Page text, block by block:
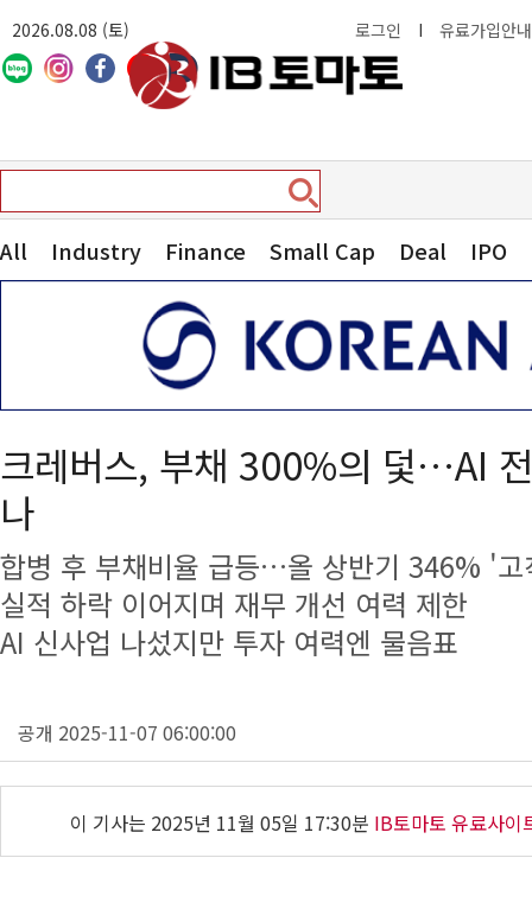
2026.08.08 (토) 로그인 I 유료가입안내
All Industry Finance Small Cap Deal IPO
크레버스, 부채 300%의 덫…AI
나
합병 후 부채비율 급등…올 상반기 346% '
실적 하락 이어지며 재무 개선 여력 제한
AI 신사업 나섰지만 투자 여력엔 물음표
공개 2025-11-07 06:00:00
이 기사는 2025년 11월 05일 17:30분 IB토마토 유료사이